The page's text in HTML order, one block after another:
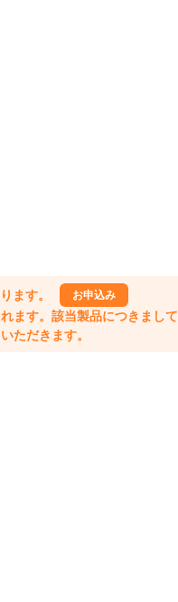
ます。 お申込み
す。該当製品につきまし
ただきます。